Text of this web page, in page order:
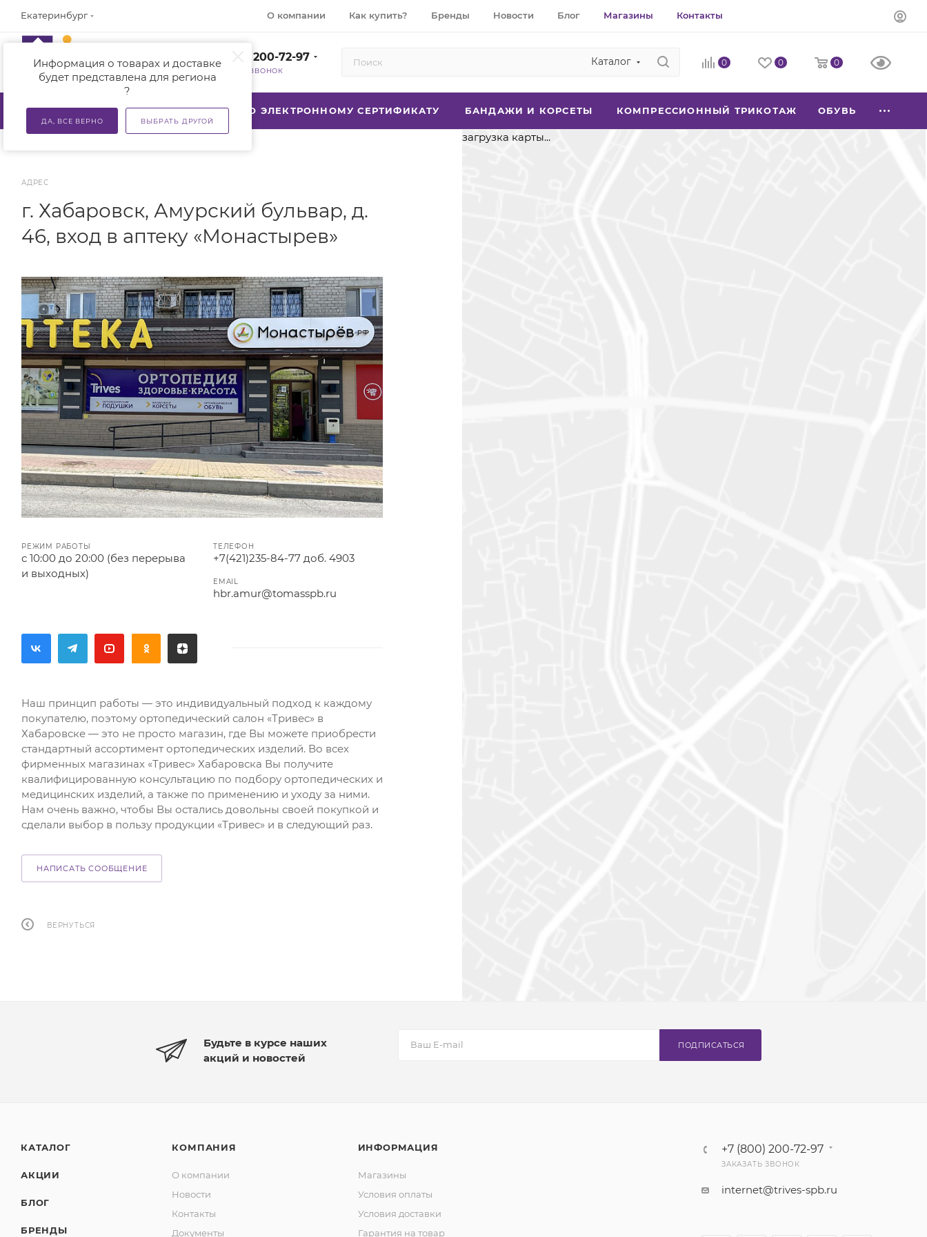
Екатеринбург
Информация о товарах и доставке
будет представлена для региона
?
ДА, ВСЕ ВЕРНО ВЫБРАТЬ ДРУГОЙ
О компании Как купить? Бренды Новости Блог Магазины Контакты
+7 (800) 200-72-97
ЗАКАЗАТЬ ЗВОНОК
Каталог 0 0 0
КАТАЛОГ АКЦИИ ТСР ПО ЭЛЕКТРОННОМУ СЕРТИФИКАТУ БАНДАЖИ И КОРСЕТЫ КОМПРЕССИОННЫЙ ТРИКОТАЖ ОБУВЬ
АДРЕС
г. Хабаровск, Амурский бульвар, д.
46, вход в аптеку «Монастырев»
РЕЖИМ РАБОТЫ
с 10:00 до 20:00 (без перерыва
и выходных)
ТЕЛЕФОН
+7(421)235-84-77 доб. 4903
EMAIL
hbr.amur@tomasspb.ru
Наш принцип работы — это индивидуальный подход к каждому
покупателю, поэтому ортопедический салон «Тривес» в
Хабаровске — это не просто магазин, где Вы можете приобрести
стандартный ассортимент ортопедических изделий. Во всех
фирменных магазинах «Тривес» Хабаровска Вы получите
квалифицированную консультацию по подбору ортопедических и
медицинских изделий, а также по применению и уходу за ними.
Нам очень важно, чтобы Вы остались довольны своей покупкой и
сделали выбор в пользу продукции «Тривес» и в следующий раз.
НАПИСАТЬ СООБЩЕНИЕ
ВЕРНУТЬСЯ
загрузка карты...
Будьте в курсе наших
акций и новостей
ПОДПИСАТЬСЯ
КАТАЛОГ
АКЦИИ
БЛОГ
БРЕНДЫ
КОМПАНИЯ
О компании
Новости
Контакты
Документы
ИНФОРМАЦИЯ
Магазины
Условия оплаты
Условия доставки
Гарантия на товар
+7 (800) 200-72-97
ЗАКАЗАТЬ ЗВОНОК
internet@trives-spb.ru